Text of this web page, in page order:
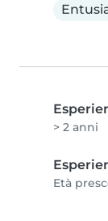
> 2 anni
Età